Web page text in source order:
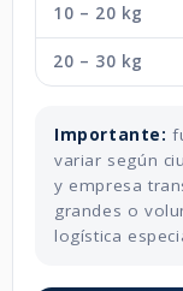
10 – 20 kg
20 – 30 kg
Importante:
variar según
y empresa
grandes o
logística